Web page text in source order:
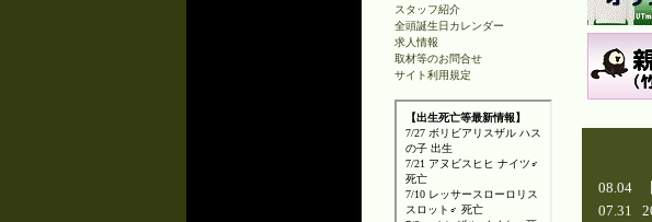
08.04
07.31
スタッフ紹介
全頭誕生日カレンダー
求人情報
取材等のお問合せ
サイト利用規定